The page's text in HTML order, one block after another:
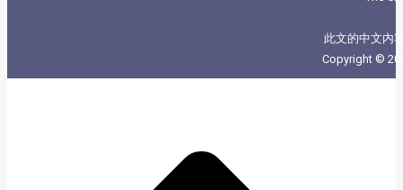
此文的中文内
Copyright ©